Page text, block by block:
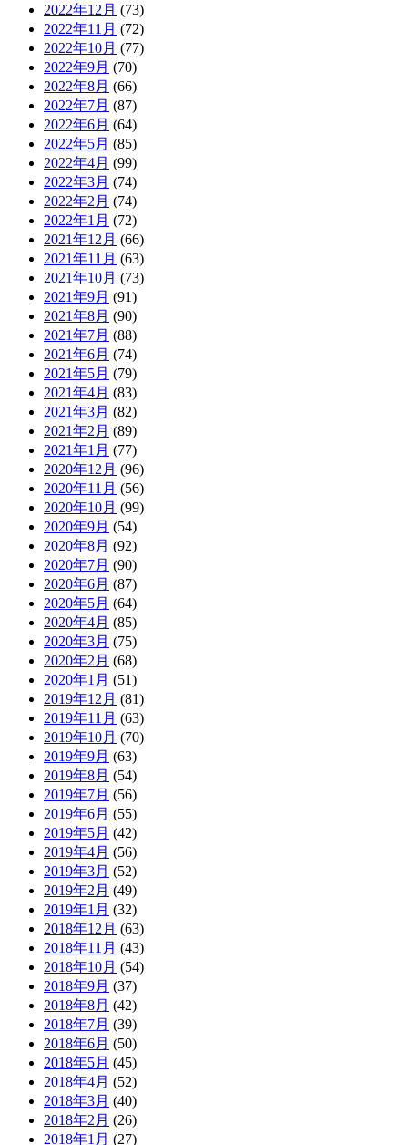
2022年12月 (73)
2022年11月 (72)
2022年10月 (77)
2022年9月 (70)
2022年8月 (66)
2022年7月 (87)
2022年6月 (64)
2022年5月 (85)
2022年4月 (99)
2022年3月 (74)
2022年2月 (74)
2022年1月 (72)
2021年12月 (66)
2021年11月 (63)
2021年10月 (73)
2021年9月 (91)
2021年8月 (90)
2021年7月 (88)
2021年6月 (74)
2021年5月 (79)
2021年4月 (83)
2021年3月 (82)
2021年2月 (89)
2021年1月 (77)
2020年12月 (96)
2020年11月 (56)
2020年10月 (99)
2020年9月 (54)
2020年8月 (92)
2020年7月 (90)
2020年6月 (87)
2020年5月 (64)
2020年4月 (85)
2020年3月 (75)
2020年2月 (68)
2020年1月 (51)
2019年12月 (81)
2019年11月 (63)
2019年10月 (70)
2019年9月 (63)
2019年8月 (54)
2019年7月 (56)
2019年6月 (55)
2019年5月 (42)
2019年4月 (56)
2019年3月 (52)
2019年2月 (49)
2019年1月 (32)
2018年12月 (63)
2018年11月 (43)
2018年10月 (54)
2018年9月 (37)
2018年8月 (42)
2018年7月 (39)
2018年6月 (50)
2018年5月 (45)
2018年4月 (52)
2018年3月 (40)
2018年2月 (26)
2018年1月 (27)